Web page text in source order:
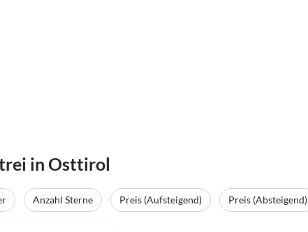
in Osttirol
Anzahl Sterne Preis (Aufsteigend)
Preis (Absteigend)